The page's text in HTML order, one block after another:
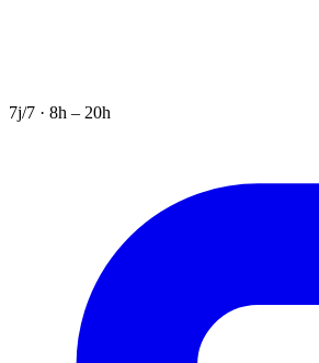
7j/7 · 8h – 20h